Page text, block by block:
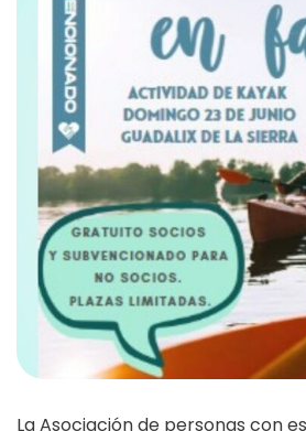
La Asociación de personas con